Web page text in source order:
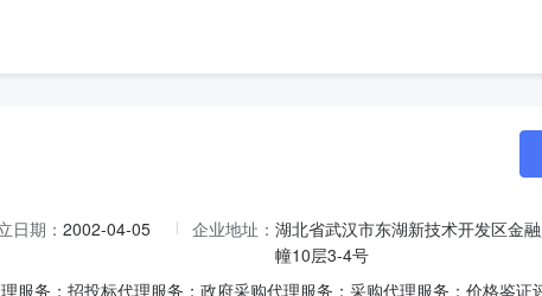
日期： 2002-04-05 企业地址： 湖北省武汉市东湖新技术开发区金
幢10层3-4号